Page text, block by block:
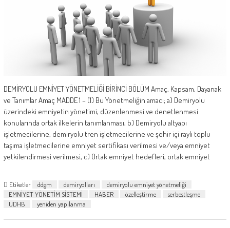
DEMİRYOLU EMNİYET YÖNETMELİĞİ BİRİNCİ BÖLÜM Amaç, Kapsam, Dayanak
ve Tanımlar Amaç MADDE 1 – (1) Bu Yönetmeliğin amacı; a) Demiryolu
üzerindeki emniyetin yönetimi, düzenlenmesi ve denetlenmesi
konularında ortak ilkelerin tanımlanması, b) Demiryolu altyapı
işletmecilerine, demiryolu tren işletmecilerine ve şehir içi raylı toplu
taşıma işletmecilerine emniyet sertifikası verilmesi ve/veya emniyet
yetkilendirmesi verilmesi, c) Ortak emniyet hedefleri, ortak emniyet
Etiketler ddgm demiryolları
demiryolu emniyet yönetmeliği
EMNİYET YÖNETİM SİSTEMİ
HABER özelleştirme
serbestleşme
UDHB
yeniden yapılanma